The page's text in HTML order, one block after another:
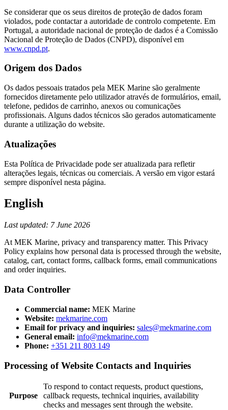
Se considerar que os seus direitos de proteção de dados foram
violados, pode contactar a autoridade de controlo competente. Em
Portugal, a autoridade nacional de proteção de dados é a Comissão
Nacional de Proteção de Dados (CNPD), disponível em
www.cnpd.pt.
Origem dos Dados
Os dados pessoais tratados pela MEK Marine são geralmente
fornecidos diretamente pelo utilizador através de formulários, email,
telefone, pedidos de carrinho, anexos ou comunicações
profissionais. Alguns dados técnicos são gerados automaticamente
durante a utilização do website.
Atualizações
Esta Política de Privacidade pode ser atualizada para refletir
alterações legais, técnicas ou comerciais. A versão em vigor estará
sempre disponível nesta página.
English
Last updated: 7 June 2026
At MEK Marine, privacy and transparency matter. This Privacy
Policy explains how personal data is processed through the website,
catalog, cart, contact forms, callback forms, email communications
and order inquiries.
Data Controller
Commercial name: MEK Marine
Website: mekmarine.com
Email for privacy and inquiries: sales@mekmarine.com
General email: info@mekmarine.com
Phone: +351 211 803 149
Processing of Website Contacts and Inquiries
Purpose
To respond to contact requests, product questions,
callback requests, technical inquiries, availability
checks and messages sent through the website.